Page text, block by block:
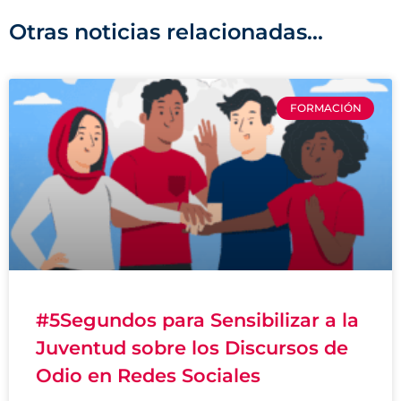
Otras noticias relacionadas...
FORMACIÓN
#5Segundos para Sensibilizar a la
Juventud sobre los Discursos de
Odio en Redes Sociales